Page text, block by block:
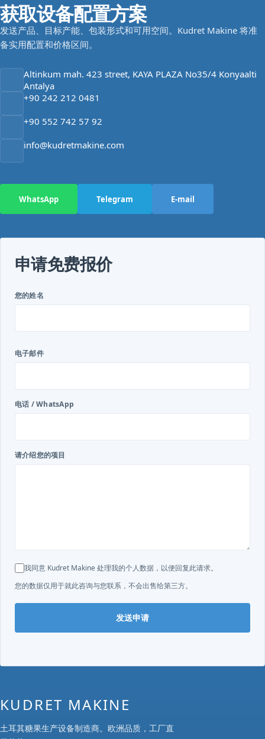
获取设备配置方案
发送产品、目标产能、包装形式和可用空间。Kudret Makine 将准
备实用配置和价格区间。
Altinkum mah. 423 street, KAYA PLAZA No35/4 Konyaalti
Antalya
+90 242 212 0481
+90 552 742 57 92
info@kudretmakine.com
WhatsApp Telegram E-mail
申请免费报价
您的姓名
电子邮件
电话 / WhatsApp
请介绍您的项目
我同意 Kudret Makine 处理我的个人数据，以便回复此请求。
您的数据仅用于就此咨询与您联系，不会出售给第三方。
发送申请
KUDRET MAKINE
土耳其糖果生产设备制造商。欧洲品质，工厂直